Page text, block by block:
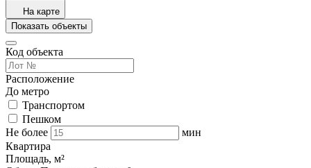
На карте
Показать объекты
Код объекта
Расположение
До метро
Транспортом
Пешком
Не более
мин
Квартира
Площадь, м²